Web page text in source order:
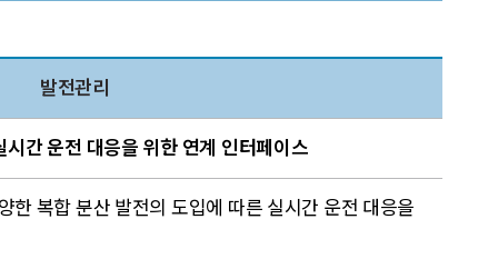
발전관리
간 운전 대응을 위한 연계 인터페이스
한 복합 분산 발전의 도입에 따른 실시간 운전 대응을